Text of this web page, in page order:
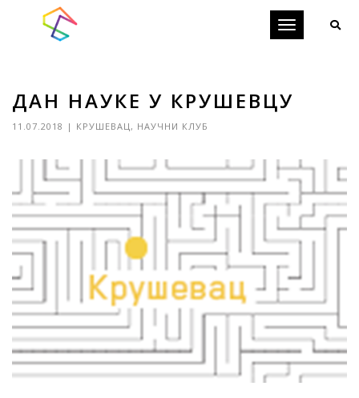
Toggle
ДАН НАУКЕ У КРУШЕВЦУ
11.07.2018 | КРУШЕВАЦ, НАУЧНИ КЛУБ